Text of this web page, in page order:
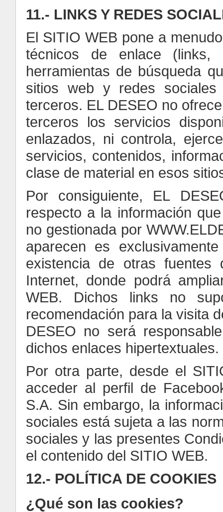
11.- LINKS Y REDES
El SITIO WEB pone a
técnicos de enlace (links,
herramientas de búsqueda
sitios web y redes sociales
terceros. EL DESEO no
terceros los servicios
enlazados, ni controla,
servicios, contenidos,
clase de material en esos
Por consiguiente, EL
respecto a la información
no gestionada por
aparecen es
existencia de otras fuentes
Internet, donde podrá
WEB. Dichos links no
recomendación para la visita
DESEO no será
dichos enlaces hipertextuales.
Por otra parte, desde el
acceder al perfil de
S.A. Sin embargo, la
sociales está sujeta a las
sociales y las presentes
el contenido del SITIO WEB.
12.- POLÍTICA DE COOKIES
¿Qué son las cookies?